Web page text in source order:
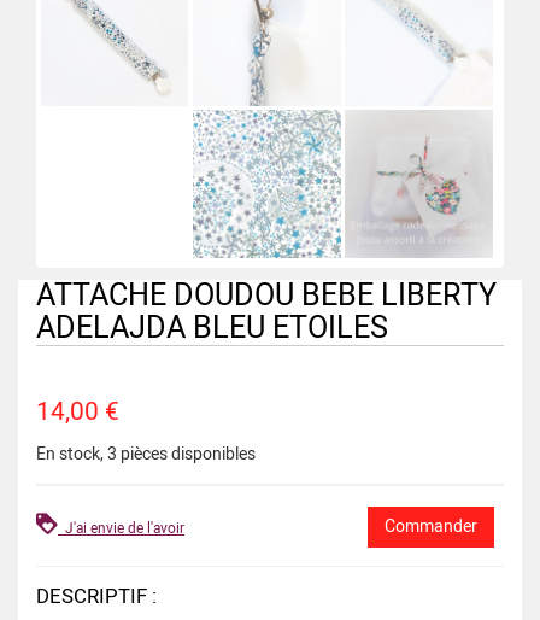
ATTACHE DOUDOU BEBE LIBERTY
ADELAJDA BLEU ETOILES
14,00 €
En stock, 3 pièces disponibles
J'ai envie de l'avoir
DESCRIPTIF :